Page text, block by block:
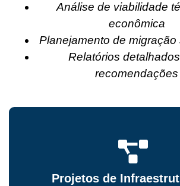
Análise de viabilidade
econômica
Planejamento de migração
Relatórios
recomendações
Projetos de